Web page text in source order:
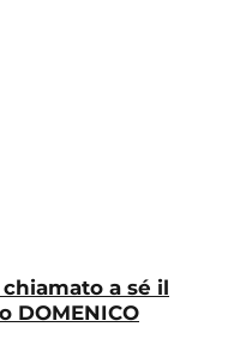
a sé il
DOMENICO